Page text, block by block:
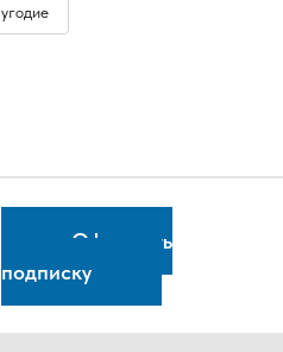
Оформить
подписку